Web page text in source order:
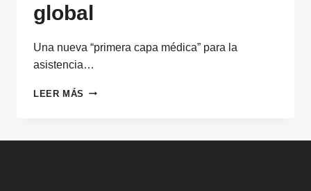
global
Una nueva “primera capa médica” para la
asistencia…
LEER MÁS TELEMEDICINA